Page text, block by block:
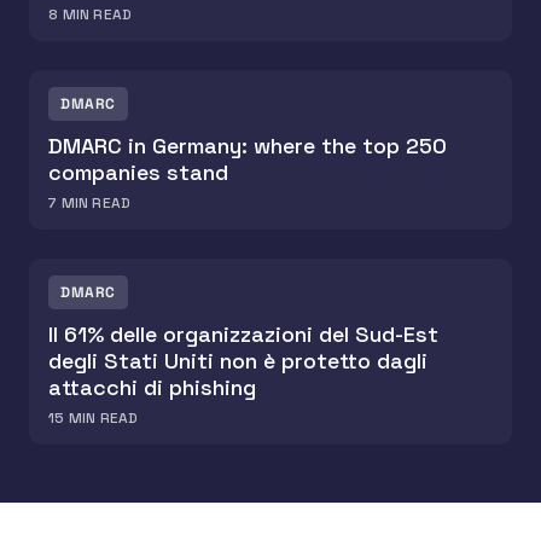
8 MIN READ
DMARC
DMARC in Germany: where the top 250
companies stand
7 MIN READ
DMARC
Il 61% delle organizzazioni del Sud-Est
degli Stati Uniti non è protetto dagli
attacchi di phishing
15 MIN READ